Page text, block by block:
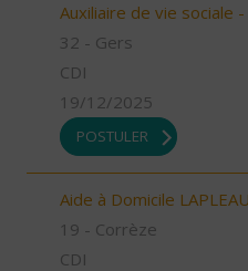
Auxiliaire de vie sociale
32 - Gers
CDI
19/12/2025
POSTULER
Aide à Domicile
19 - Corrèze
CDI